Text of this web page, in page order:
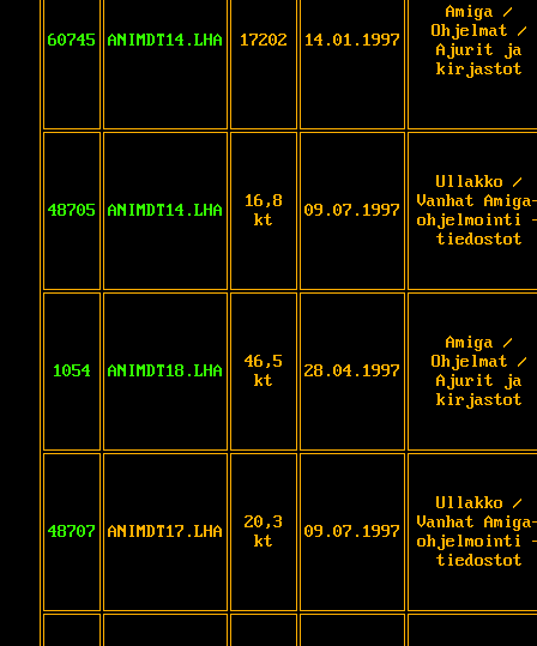
60745 ANIMDT14.LHA 17202 14.01.1997
Amiga /
Ohjelmat /
Ajurit ja
kirjastot
48705 ANIMDT14.LHA
16,8
kt
09.07.1997
Ullakko /
Vanhat
ohjelmointi
tiedostot
1054 ANIMDT18.LHA
46,5
kt
28.04.1997
Amiga /
Ohjelmat /
Ajurit ja
kirjastot
48707 ANIMDT17.LHA
20,3
kt
09.07.1997
Ullakko /
Vanhat
ohjelmointi
tiedostot